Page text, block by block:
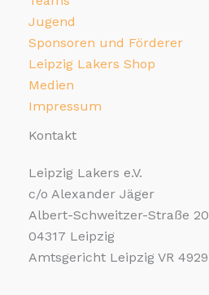
Jugend
Sponsoren und Förderer
Leipzig Lakers Shop
Medien
Impressum
Kontakt
Leipzig Lakers e.V.
c/o Alexander Jäger
Albert-Schweitzer-Straße 20
04317 Leipzig
Amtsgericht Leipzig VR 4929